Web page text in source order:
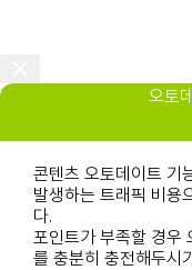
오토
콘텐츠 오토데이트 기
발생하는 트래픽 비용
다.
포인트가 부족할 경우
를 충분히 충전해두시